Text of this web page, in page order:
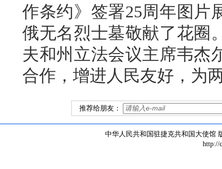
作条约》签署25周年图片
俄无名烈士墓敬献了花圈
夫和州立法会议主席韦杰
合作，增进人民友好，为
推荐给朋友：
中华人民共和国驻捷克共和国大使馆
http://